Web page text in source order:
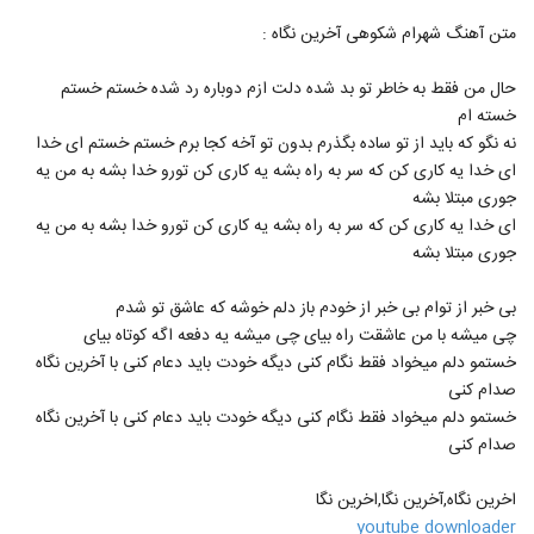
543 مستم
544
دانلود آهنگ نگاه خاص (رمیکس) از علیرضا
پویا
546
دانلود آهنگ آورین دلیل ساده
۸۹۶ بازدید
متن آهنگ شهرام شکوهی آخرین نگاه :
حال من فقط به خاطر تو بد شده دلت ازم دوباره رد شده خستم خستم
خسته ام
نه نگو که باید از تو ساده بگذرم بدون تو آخه کجا برم خستم خستم ای خدا
ای خدا یه کاری کن که سر به راه بشه یه کاری کن تورو خدا بشه به من یه
جوری مبتلا بشه
ای خدا یه کاری کن که سر به راه بشه یه کاری کن تورو خدا بشه به من یه
جوری مبتلا بشه
بی خبر از توام بی خبر از خودم باز دلم خوشه که عاشق تو شدم
چی میشه با من عاشقت راه بیای چی میشه یه دفعه اگه کوتاه بیای
خستمو دلم میخواد فقط نگام کنی دیگه خودت باید دعام کنی با آخرین نگاه
صدام کنی
خستمو دلم میخواد فقط نگام کنی دیگه خودت باید دعام کنی با آخرین نگاه
صدام کنی
اخرین نگاه,آخرین نگا,اخرین نگا
youtube downloader